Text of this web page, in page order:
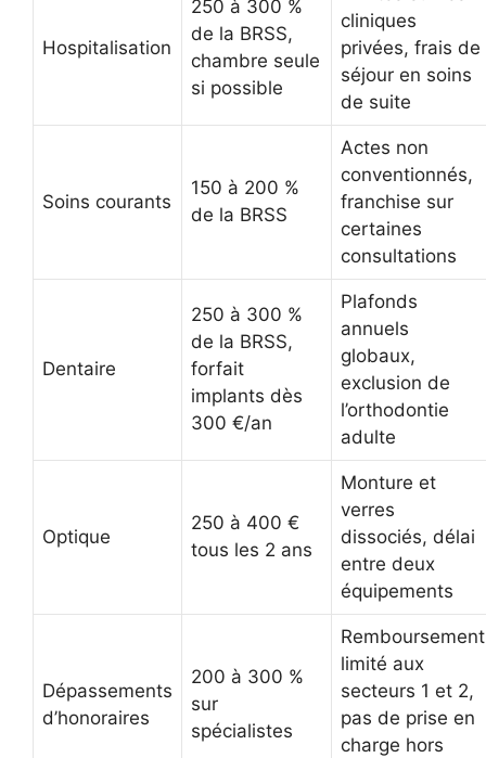
Hospitalisation
250 à 300 %
de la BRSS,
chambre seule
si possible
cliniques
privées, frais de
séjour en soins
de suite
Soins courants
150 à 200 %
de la BRSS
Actes non
conventionnés,
franchise sur
certaines
consultations
Dentaire
250 à 300 %
de la BRSS,
forfait
implants dès
300 €/an
Plafonds
annuels
globaux,
exclusion de
l’orthodontie
adulte
Optique
250 à 400 €
tous les 2 ans
Monture et
verres
dissociés, délai
entre deux
équipements
Dépassements
d’honoraires
200 à 300 %
sur
spécialistes
Remboursement
limité aux
secteurs 1 et 2,
pas de prise en
charge hors